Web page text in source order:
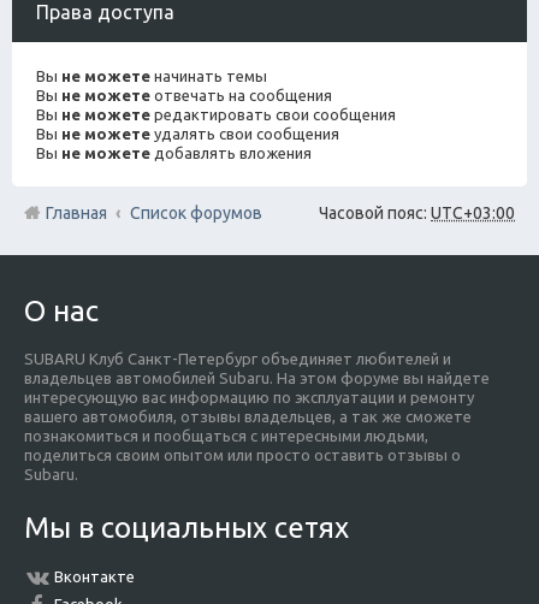
Права доступа
Вы не можете начинать темы
Вы не можете отвечать на сообщения
Вы не можете редактировать свои сообщения
Вы не можете удалять свои сообщения
Вы не можете добавлять вложения
Часовой пояс: UTC+03:00
Главная Список форумов
О нас
SUBARU Клуб Санкт-Петербург объединяет любителей и
владельцев автомобилей Subaru. На этом форуме вы найдете
интересующую вас информацию по эксплуатации и ремонту
вашего автомобиля, отзывы владельцев, а так же сможете
познакомиться и пообщаться с интересными людьми,
поделиться своим опытом или просто оставить отзывы о
Subaru.
Мы в социальных сетях
Вконтакте